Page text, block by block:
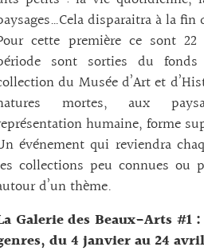
disparaitra à la fin
cette première ce sont
sont sorties du
du Musée d’Art et
mortes, aux
humaine, forme
événement qui reviendra
collections peu connues ou
d’un thème.
Galerie des Beaux-Arts #1
du 4 janvier au 24 avril